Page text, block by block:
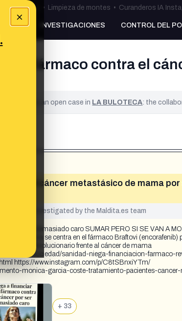
×
Bulos Ceuta • Limpieza de montes • Curanderos IA
INVESTIGACIONES CONTROL DEL
un fármaco contra el
It is an open case in LA BULOTECA: the
contra el cáncer metastásico de mama
yet been investigated by the Maldita.es team
por ser demasiado caro SUMAR PERO SI SE VAN A
se centra en el fármaco Braftovi (encorafenib)
fármaco revolucionario frente al cáncer de mama
sociedad/sanidad-niega-financiacion-farmaco-
https://www.instagram.com/p/C8tSBnxiYTm/
monica-garcia-coste-tratamiento-pacientes-
+ 33